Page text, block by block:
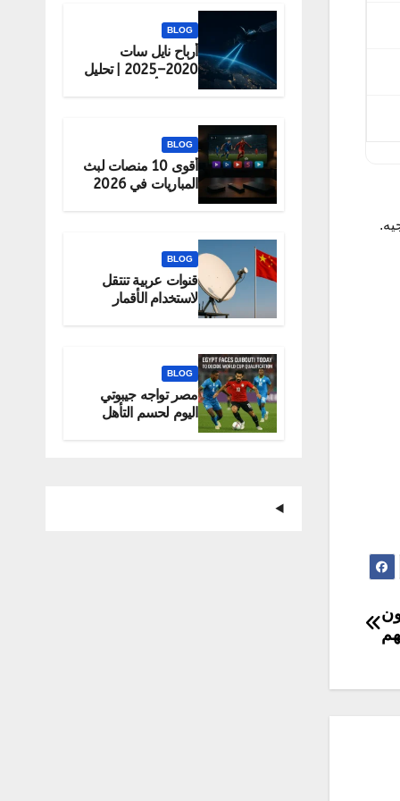
BLOG
أرباح نايل سات
2020–2025 | تحليل
BLOG
أقوى 10 منصات لبث
المباريات في 2026
BLOG
قنوات عربية تنتقل
لاستخدام الأقمار
BLOG
مصر تواجه جيبوتي
اليوم لحسم التأهل